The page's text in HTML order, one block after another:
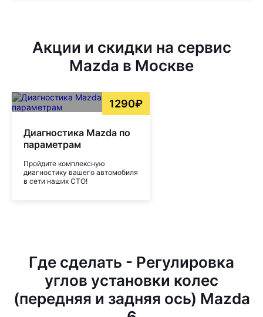
Акции и скидки на сервис
Mazda в Москве
1290₽
Диагностика Mazda по
параметрам
Пройдите комплексную
диагностику вашего автомобиля
в сети наших СТО!
Где сделать - Регулировка
углов установки колес
(передняя и задняя ось) Mazda